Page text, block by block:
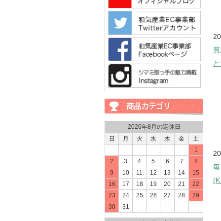
2026年8月の定休日
日
月 火 水 木 金
土
1
2
3 4 5 6 7
8
9
10 11 12 13 14
15
16
17 18 19 20 21
22
23
24 25 26 27 28
29
30
31